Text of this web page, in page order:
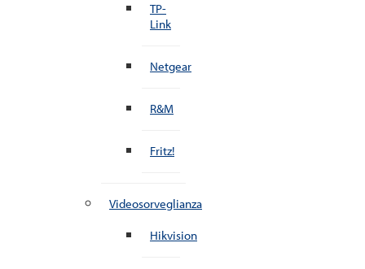
TP-
Link
Netgear
R&M
Fritz!
Videosorveglianza
Hikvision